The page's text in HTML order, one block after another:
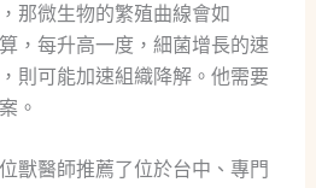
那微生物的繁殖曲線會如
，每升高一度，細菌增長的速
則可能加速組織降解。他需要
。
獸醫師推薦了位於台中、專門